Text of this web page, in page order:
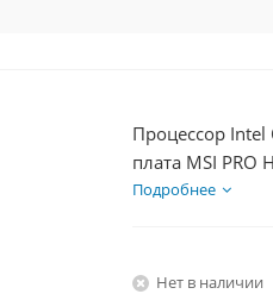
Процессор Intel
плата MSI PRO
SSD 500Гб +
Подробнее
Нет в наличии